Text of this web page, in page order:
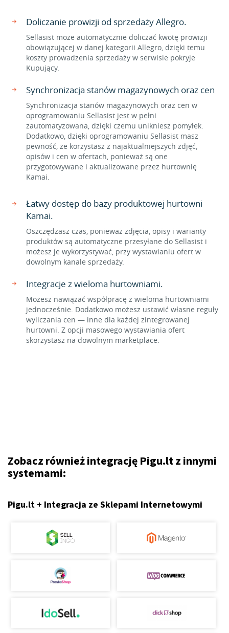
Doliczanie prowizji od sprzedaży Allegro.
Sellasist może automatycznie doliczać kwotę prowizji
obowiązującej w danej kategorii Allegro, dzięki temu
koszty prowadzenia sprzedaży w serwisie pokryje
Kupujący.
Synchronizacja stanów magazynowych oraz cen
Synchronizacja stanów magazynowych oraz cen w
oprogramowaniu Sellasist jest w pełni
zautomatyzowana, dzięki czemu unikniesz pomyłek.
Dodatkowo, dzięki oprogramowaniu Sellasist masz
pewność, że korzystasz z najaktualniejszych zdjęć,
opisów i cen w ofertach, ponieważ są one
przygotowywane i aktualizowane przez hurtownię
Kamai.
Łatwy dostęp do bazy produktowej hurtowni
Kamai.
Oszczędzasz czas, ponieważ zdjęcia, opisy i warianty
produktów są automatyczne przesyłane do Sellasist i
możesz je wykorzystywać, przy wystawianiu ofert w
dowolnym kanale sprzedaży.
Integracje z wieloma hurtowniami.
Możesz nawiązać współpracę z wieloma hurtowniami
jednocześnie. Dodatkowo możesz ustawić własne reguły
wyliczania cen — inne dla każdej zintegrowanej
hurtowni. Z opcji masowego wystawiania ofert
skorzystasz na dowolnym marketplace.
Zobacz również integrację Pigu.lt z innymi
systemami:
Pigu.lt + Integracja ze Sklepami Internetowymi